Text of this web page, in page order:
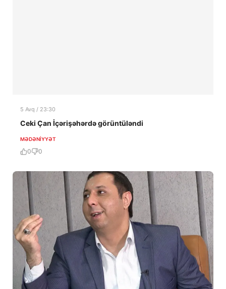
5 Avq / 23:30
Ceki Çan İçərişəhərdə görüntüləndi
MƏDƏNIYYƏT
0 0